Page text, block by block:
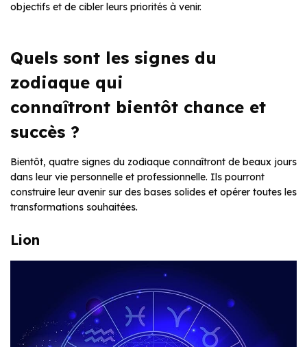
objectifs et de cibler leurs priorités à venir.
Quels sont les signes du
zodiaque qui
connaîtront bientôt chance et
succès ?
Bientôt, quatre signes du zodiaque connaîtront de beaux jours
dans leur vie personnelle et professionnelle. Ils pourront
construire leur avenir sur des bases solides et opérer toutes les
transformations souhaitées.
Lion